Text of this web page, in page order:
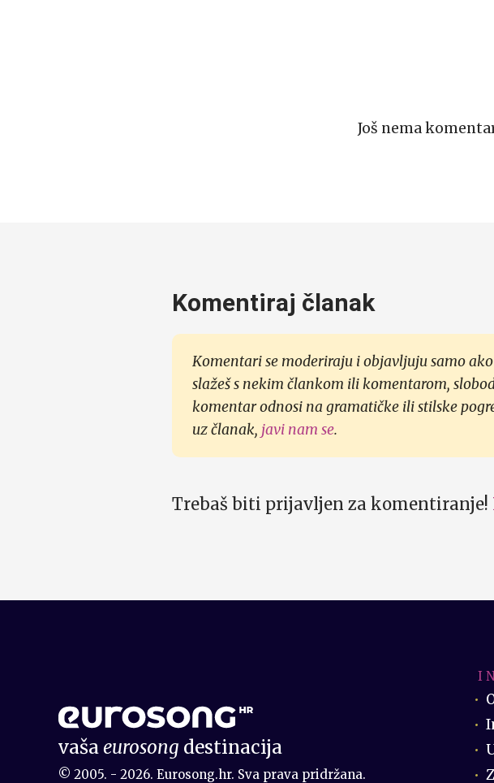
Još nema
Komentiraj članak
Komentari se moderiraju i objavljuju samo
slažeš s nekim člankom ili komentarom,
komentar odnosi na gramatičke ili stilske
uz članak, javi nam se.
Trebaš biti prijavljen za komentiranje!
vašaeurosong destinacija
© 2005. - 2026. Eurosong.hr. Sva prava pridržana.
I